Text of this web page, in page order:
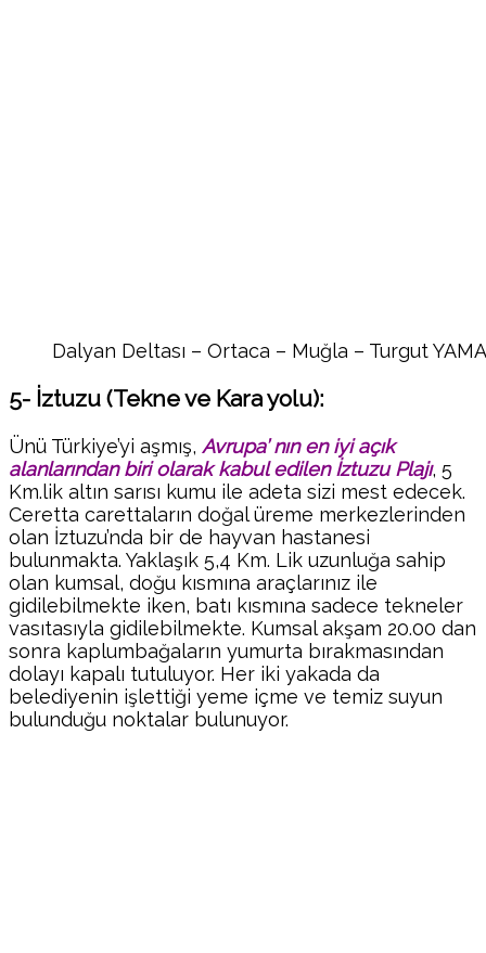
Dalyan Deltası – Ortaca – Muğla – Turgut
5- İztuzu (Tekne ve Kara yolu):
Ünü Türkiye’yi aşmış, Avrupa’ nın en iyi açık
alanlarından biri olarak kabul edilen İztuzu Plajı, 5
Km.lik altın sarısı kumu ile adeta sizi mest edecek.
Ceretta carettaların doğal üreme merkezlerinden
olan İztuzu’nda bir de hayvan hastanesi
bulunmakta. Yaklaşık 5,4 Km. Lik uzunluğa sahip
olan kumsal, doğu kısmına araçlarınız ile
gidilebilmekte iken, batı kısmına sadece tekneler
vasıtasıyla gidilebilmekte. Kumsal akşam 20.00 dan
sonra kaplumbağaların yumurta bırakmasından
dolayı kapalı tutuluyor. Her iki yakada da
belediyenin işlettiği yeme içme ve temiz suyun
bulunduğu noktalar bulunuyor.